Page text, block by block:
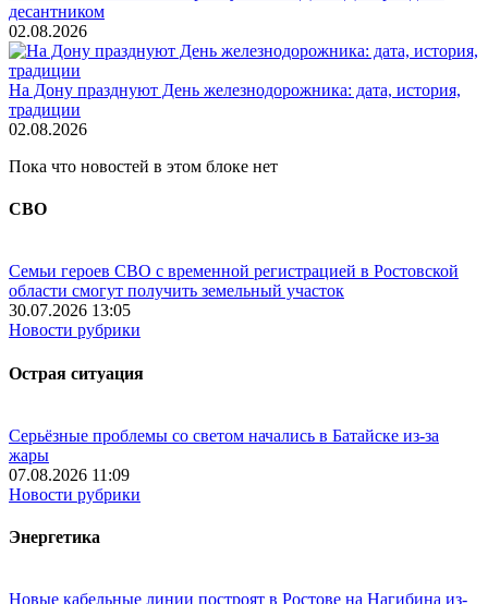
десантником
02.08.2026
На Дону празднуют День железнодорожника: дата, история,
традиции
02.08.2026
Пока что новостей в этом блоке нет
СВО
Семьи героев СВО с временной регистрацией в Ростовской
области смогут получить земельный участок
30.07.2026 13:05
Новости рубрики
Острая ситуация
Серьёзные проблемы со светом начались в Батайске из-за
жары
07.08.2026 11:09
Новости рубрики
Энергетика
Новые кабельные линии построят в Ростове на Нагибина из-